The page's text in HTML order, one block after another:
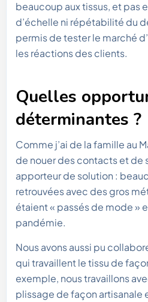
beaucoup aux tissus, et pas
d’échelle ni répétabilité du
permis de tester le marché
les réactions des clients.
Quelles
déterminantes ?
Comme j’ai de la famille au
de nouer des contacts et de
apporteur de solution :
retrouvées avec des gros
étaient « passés de mode »
pandémie.
Nous avons aussi pu
qui travaillent le tissu de
exemple, nous travaillons
plissage de façon artisanale